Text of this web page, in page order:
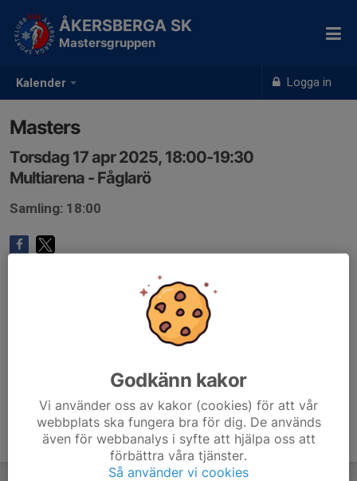
Kalender Logga in
ÅKERSBERGA SK
Mastersgruppen
Masters
Torsdag 17 apr 2025, 18:00-19:30
Multiarena - Fåglarö
Samling: 18:00
Godkänn kakor
Vi använder oss av kakor (cookies) för att vår
webbplats ska fungera bra för dig. De används
även för webbanalys i syfte att hjälpa oss att
förbättra våra tjänster.
Så använder vi cookies